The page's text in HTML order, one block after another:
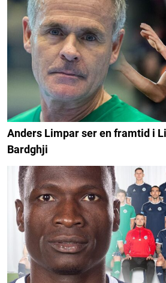
Anders Limpar ser en framtid i
Bardghji